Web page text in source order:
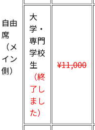
自由
席
（メ
イン
側）
大
学・
専門
学校
生
（終
了し
まし
た）
¥11,000